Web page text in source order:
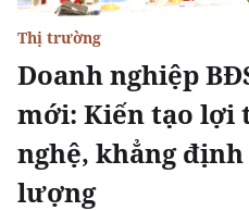
Doanh nghiệp
mới: Kiến tạo lợi
nghệ, khẳng
lượng
Thị trường